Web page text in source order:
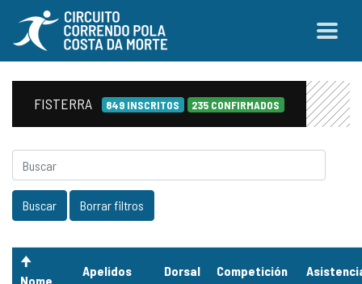
FISTERRA 849 INSCRITOS 235 CONFIRMADOS
Nome
Apelidos Dorsal Competición